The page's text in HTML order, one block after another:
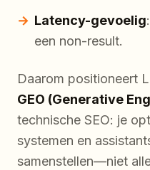
Latency-gevoelig
een non-result.
Daarom positioneert
GEO (Generative
technische SEO: je
systemen en
samenstellen—niet